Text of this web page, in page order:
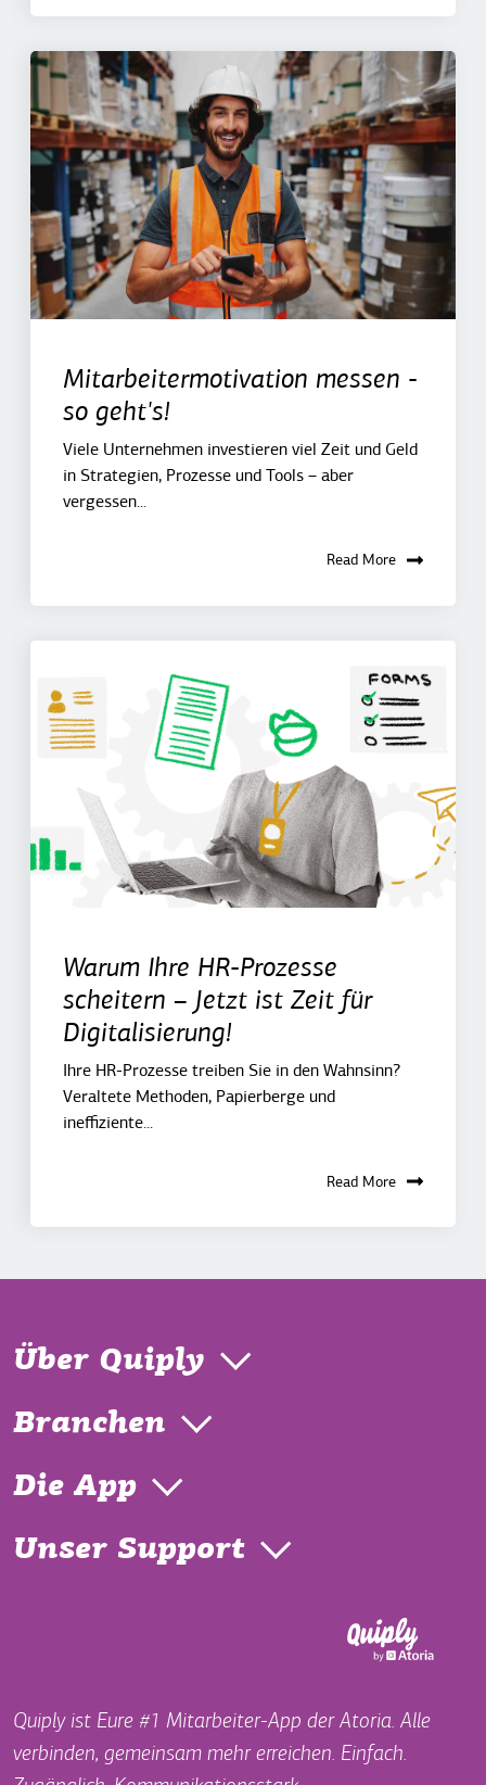
Mitarbeitermotivation messen -
so geht's!
Viele Unternehmen investieren viel Zeit und Geld
in Strategien, Prozesse und Tools – aber
vergessen...
Read More
Warum Ihre HR-Prozesse
scheitern – Jetzt ist Zeit für
Digitalisierung!
Ihre HR-Prozesse treiben Sie in den Wahnsinn?
Veraltete Methoden, Papierberge und
ineffiziente...
Read More
Über Quiply
Branchen
Die App
Unser Support
Quiply ist Eure #1 Mitarbeiter-App der Atoria. Alle
verbinden, gemeinsam mehr erreichen. Einfach.